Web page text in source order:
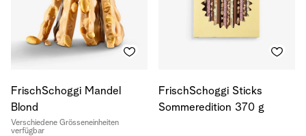
FrischSchoggi Mandel
Blond
Verschiedene Grösseneinheiten
verfügbar
FrischSchoggi Sticks
Sommeredition 370 g